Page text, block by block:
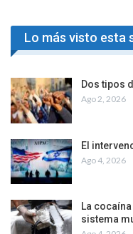
Lo más visto esta
Dos tipos
Ago 2, 2026
El
Ago 4, 2026
La
sistema